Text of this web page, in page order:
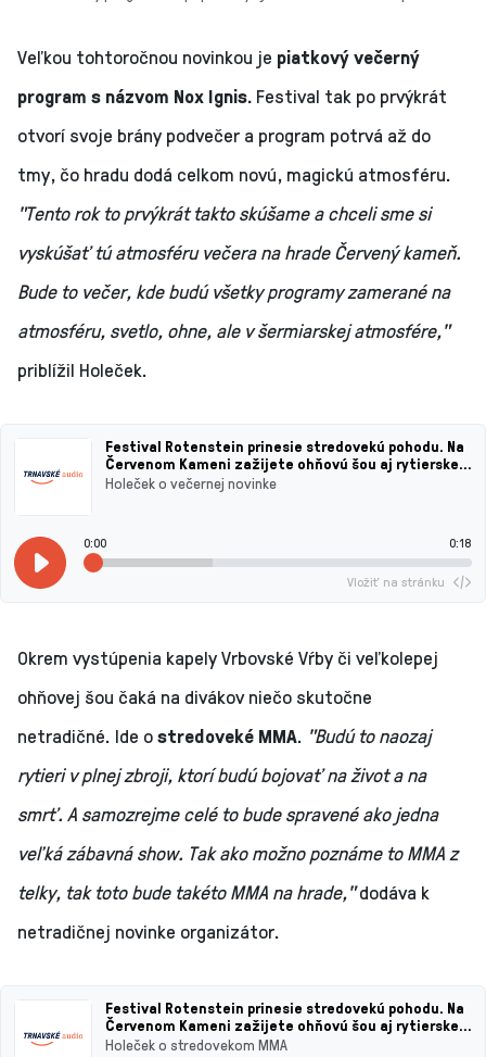
Veľkou tohtoročnou novinkou je piatkový večerný
program s názvom Nox Ignis. Festival tak po prvýkrát
otvorí svoje brány podvečer a program potrvá až do
tmy, čo hradu dodá celkom novú, magickú atmosféru.
"Tento rok to prvýkrát takto skúšame a chceli sme si
vyskúšať tú atmosféru večera na hrade Červený kameň.
Bude to večer, kde budú všetky programy zamerané na
atmosféru, svetlo, ohne, ale v šermiarskej atmosfére,"
priblížil Holeček.
Festival Rotenstein prinesie stredovekú pohodu. Na
Červenom Kameni zažijete ohňovú šou aj rytierske
MMA
Holeček o večernej novinke
0:00 0:18
Vložiť na stránku
Okrem vystúpenia kapely Vrbovské Vŕby či veľkolepej
ohňovej šou čaká na divákov niečo skutočne
netradičné. Ide ostredoveké MMA. "Budú to naozaj
rytieri v plnej zbroji, ktorí budú bojovať na život a na
smrť. A samozrejme celé to bude spravené ako jedna
veľká zábavná show. Tak ako možno poznáme to MMA z
telky, tak toto bude takéto MMA na hrade,"dodáva k
netradičnej novinke organizátor.
Festival Rotenstein prinesie stredovekú pohodu. Na
Červenom Kameni zažijete ohňovú šou aj rytierske
MMA
Holeček o stredovekom MMA